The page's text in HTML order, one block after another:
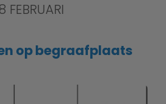
FEBRUARI
op begraafplaats